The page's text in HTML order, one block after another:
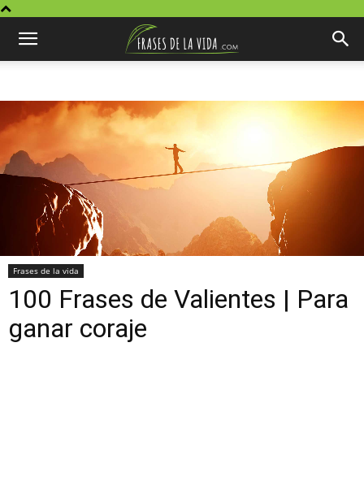
Frases de la vida
100 Frases de Valientes | Para
ganar coraje